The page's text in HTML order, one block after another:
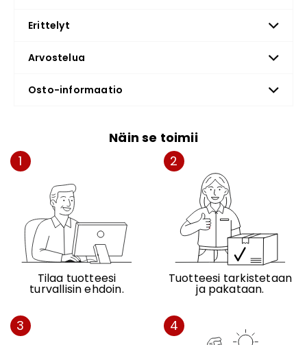
Erittelyt
Arvostelua
Osto-informaatio
Näin se toimii
1
Tilaa tuotteesi
turvallisin ehdoin.
2
Tuotteesi tarkistetaan
ja pakataan.
3 4